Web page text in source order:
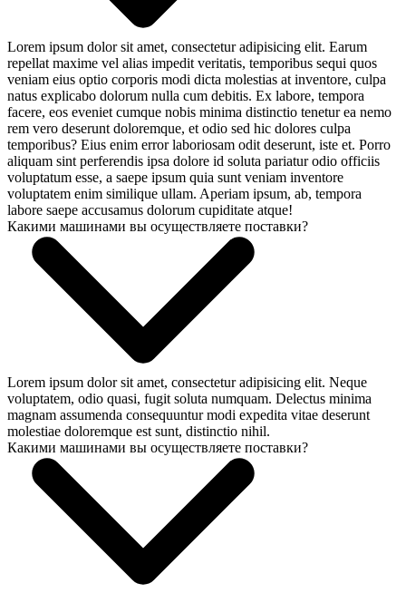
Lorem ipsum dolor sit amet, consectetur adipisicing elit. Earum
repellat maxime vel alias impedit veritatis, temporibus sequi quos
veniam eius optio corporis modi dicta molestias at inventore, culpa
natus explicabo dolorum nulla cum debitis. Ex labore, tempora
facere, eos eveniet cumque nobis minima distinctio tenetur ea nemo
rem vero deserunt doloremque, et odio sed hic dolores culpa
temporibus? Eius enim error laboriosam odit deserunt, iste et. Porro
aliquam sint perferendis ipsa dolore id soluta pariatur odio officiis
voluptatum esse, a saepe ipsum quia sunt veniam inventore
voluptatem enim similique ullam. Aperiam ipsum, ab, tempora
labore saepe accusamus dolorum cupiditate atque!
Какими машинами вы осуществляете поставки?
Lorem ipsum dolor sit amet, consectetur adipisicing elit. Neque
voluptatem, odio quasi, fugit soluta numquam. Delectus minima
magnam assumenda consequuntur modi expedita vitae deserunt
molestiae doloremque est sunt, distinctio nihil.
Какими машинами вы осуществляете поставки?